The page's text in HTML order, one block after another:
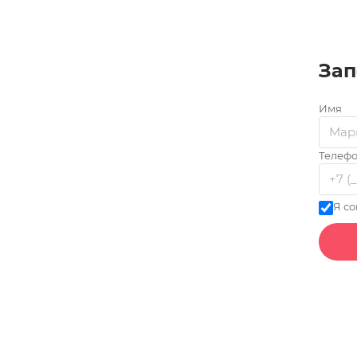
открывает иную картину реальности. Опыт,
который расширяет границы восприятия и
Имя
Я